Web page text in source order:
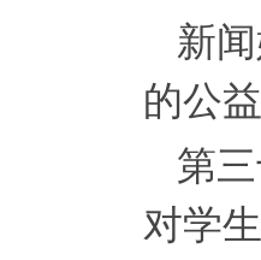
新
的公
第
对学